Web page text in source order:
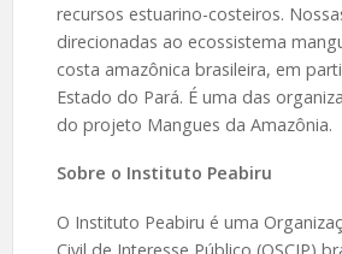
recursos estuarino-costeiros.
direcionadas ao ecossistema
costa amazônica brasileira, em
Estado do Pará. É uma das
do projeto Mangues da Amazônia.
Sobre o Instituto Peabiru
O Instituto Peabiru é uma